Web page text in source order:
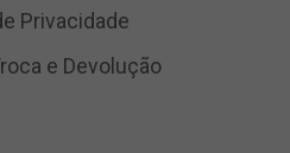
Privacidade
e Devolução